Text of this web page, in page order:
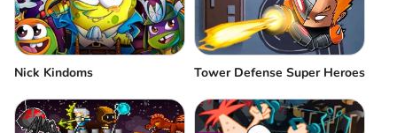
Nick Kindoms Tower Defense Super Heroes